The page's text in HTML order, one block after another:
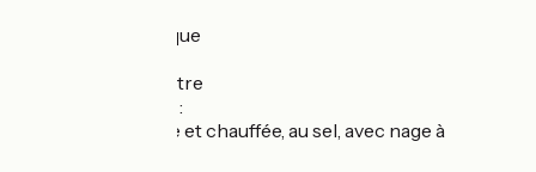
* Panier pique-nique
Détente et bien-être
Inclus dans le tarif :
- piscine couverte et chauffée, au sel, avec nage à